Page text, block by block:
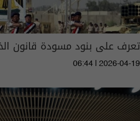
تعرف على بنود مسودة قانون
06:44 | 2026-04-19